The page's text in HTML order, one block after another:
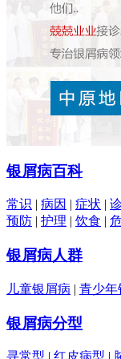
银屑病百科
常识 | 病因 | 症状 |
预防 | 护理 | 饮食 |
银屑病人群
儿童银屑病 | 青少年
银屑病分型